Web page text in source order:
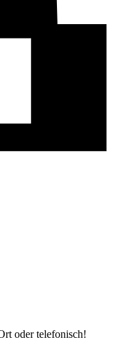
oder telefonisch!